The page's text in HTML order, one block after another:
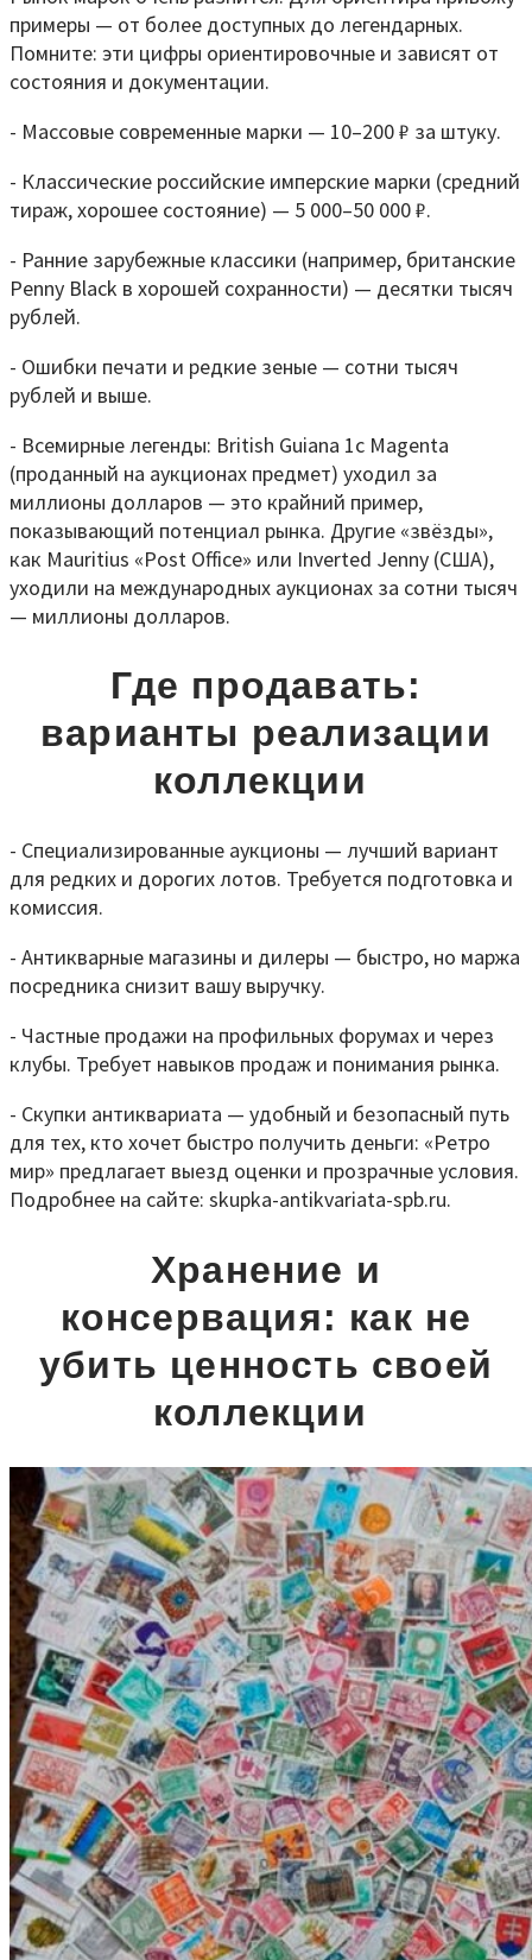
примеры — от более доступных до легендарных.
Помните: эти цифры ориентировочные и зависят от
состояния и документации.
- Массовые современные марки — 10–200 ₽ за штуку.
- Классические российские имперские марки (средний
тираж, хорошее состояние) — 5 000–50 000 ₽.
- Ранние зарубежные классики (например, британские
Penny Black в хорошей сохранности) — десятки тысяч
рублей.
- Ошибки печати и редкие зеные — сотни тысяч
рублей и выше.
- Всемирные легенды: British Guiana 1c Magenta
(проданный на аукционах предмет) уходил за
миллионы долларов — это крайний пример,
показывающий потенциал рынка. Другие «звёзды»,
как Mauritius «Post Office» или Inverted Jenny (США),
уходили на международных аукционах за сотни тысяч
— миллионы долларов.
Где продавать:
варианты реализации
коллекции
- Специализированные аукционы — лучший вариант
для редких и дорогих лотов. Требуется подготовка и
комиссия.
- Антикварные магазины и дилеры — быстро, но маржа
посредника снизит вашу выручку.
- Частные продажи на профильных форумах и через
клубы. Требует навыков продаж и понимания рынка.
- Скупки антиквариата — удобный и безопасный путь
для тех, кто хочет быстро получить деньги: «Ретро
мир» предлагает выезд оценки и прозрачные условия.
Подробнее на сайте: skupka-antikvariata-spb.ru.
Хранение и
консервация: как не
убить ценность своей
коллекции